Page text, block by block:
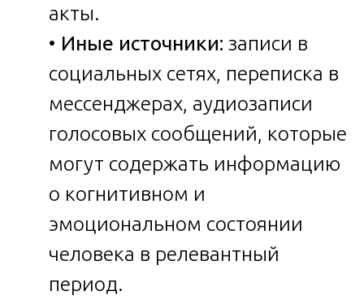
акты.
• Иные источники: записи в
социальных сетях, переписка в
мессенджерах, аудиозаписи
голосовых сообщений, которые
могут содержать информацию
о когнитивном и
эмоциональном состоянии
человека в релевантный
период.